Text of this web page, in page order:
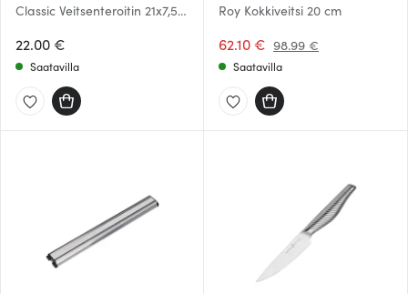
Classic Veitsenteroitin 21x7,5
22.00 €
Saatavilla
Roy Kokkiveitsi 20 cm
62.10 € 98.99 €
Saatavilla